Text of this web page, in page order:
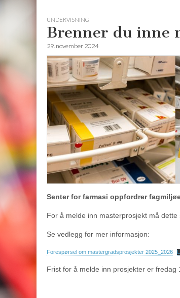
UNDERVISNING
Brenner du inne
29. november 2024
Senter for farmasi oppfordrer
For å melde inn masterprosjekt må dette
Se vedlegg for mer informasjon:
Forespørsel om mastergradsprosjekter 2025_2026
Frist for å melde inn prosjekter er fredag